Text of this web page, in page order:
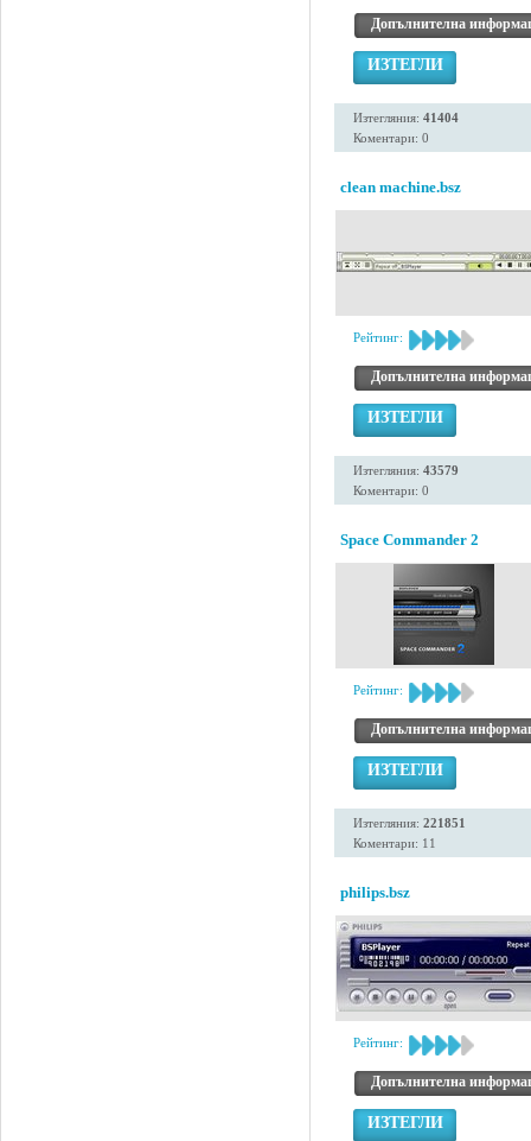
Допълнителна
ИЗТЕГЛИ
Изтегляния: 41404
Коментари: 0
clean machine.bsz
Рейтинг:
Допълнителна
ИЗТЕГЛИ
Изтегляния: 43579
Коментари: 0
Space Commander 2
Рейтинг:
Допълнителна
ИЗТЕГЛИ
Изтегляния: 221851
Коментари: 11
philips.bsz
Рейтинг:
Допълнителна
ИЗТЕГЛИ